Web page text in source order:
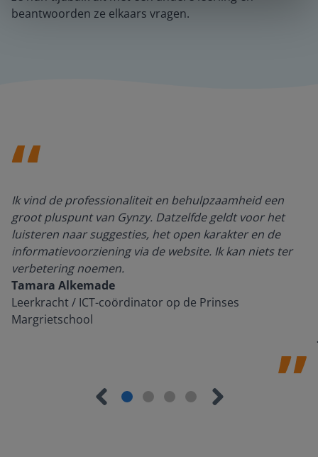
beantwoorden ze elkaars vragen.
Ik vind de professionaliteit en behulpzaamheid een
groot pluspunt van Gynzy. Datzelfde geldt voor het
luisteren naar suggesties, het open karakter en de
informatievoorziening via de website. Ik kan niets ter
verbetering noemen.
Tamara Alkemade
Leerkracht / ICT-coördinator op de Prinses
Margrietschool